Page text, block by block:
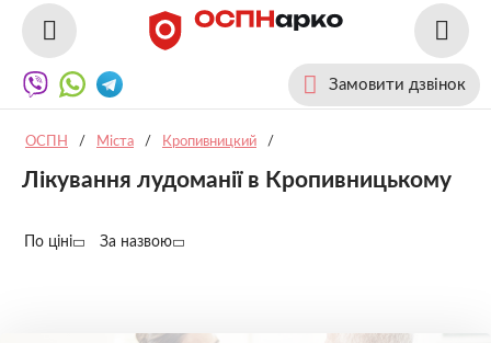
Замовити дзвінок
ОСПН / Міста / Кропивницкий /
Лікування лудоманії в Кропивницькому
По ціні За назвою